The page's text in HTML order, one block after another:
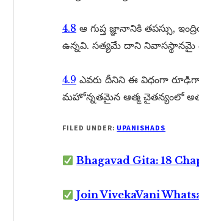
4.8 ఆ గుప్త జ్ఞానానికి తపస్సు,
ఉన్నవి. సత్యమే దాని నివాసస్థానమై
4.9 ఎవరు దీనిని ఈ విధంగా
మహోన్నతమైన ఆత్మ చైతన్యంలో
FILED UNDER: UPANISHADS
Bhagavad Gita: 18
Join VivekaVani